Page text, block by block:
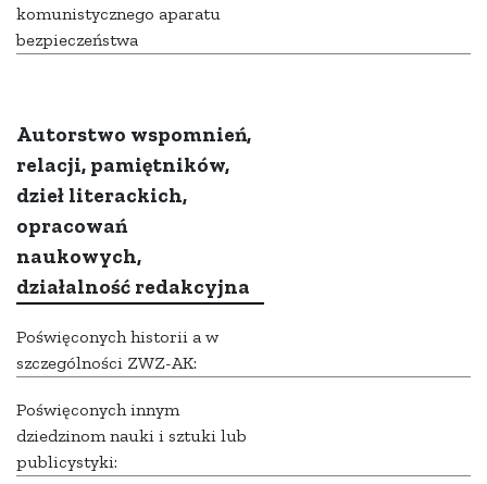
komunistycznego aparatu
bezpieczeństwa
Autorstwo wspomnień,
relacji, pamiętników,
dzieł literackich,
opracowań
naukowych,
działalność redakcyjna
Poświęconych historii a w
szczególności ZWZ-AK:
Poświęconych innym
dziedzinom nauki i sztuki lub
publicystyki: